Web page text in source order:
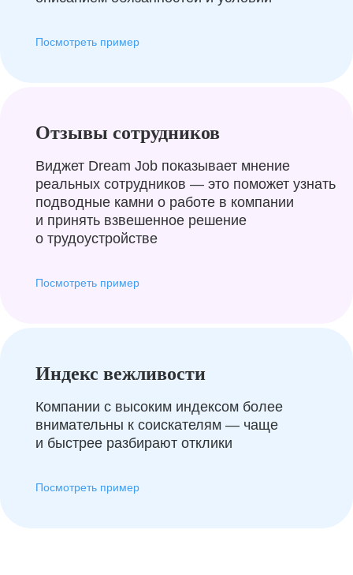
Посмотреть пример
Отзывы сотрудников
Виджет Dream Job показывает мнение
реальных сотрудников — это поможет узнать
подводные камни о работе в компании
и принять взвешенное решение
о трудоустройстве
Посмотреть пример
Индекс вежливости
Компании с высоким индексом более
внимательны к соискателям — чаще
и быстрее разбирают отклики
Посмотреть пример